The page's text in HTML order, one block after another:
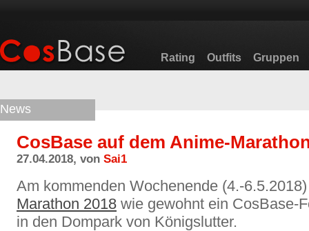
Rating Outfits Gruppen
News
CosBase auf dem Anime-
27.04.2018, von Sai1
Am kommenden Wochenende (4.-
Marathon 2018 wie gewohnt ein CosBase-
in den Dompark von Königslutter.